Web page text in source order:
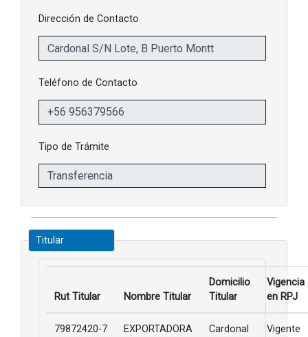
Dirección de Contacto
Teléfono de Contacto
Tipo de Trámite
Titular
Rut Titular Nombre Titular
Domicilio
Titular
Vigencia
en RPJ
79872420-7
EXPORTADORA
Cardonal
Vigente